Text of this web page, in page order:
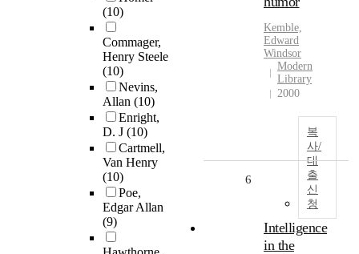
(10)
Commager,
Henry Steele
(10)
Nevins,
Allan (10)
Enright,
D. J (10)
Cartmell,
Van Henry
(10)
Poe,
Edgar Allan
(9)
Kemble,
Edward
Windsor
Modern
Library
2000
복
사/
대
출
신
청
6
Intelligence
in the